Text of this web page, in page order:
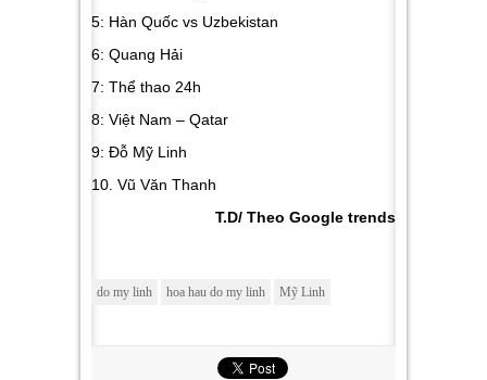
5: Hàn Quốc vs Uzbekistan
6: Quang Hải
7: Thể thao 24h
8: Việt Nam – Qatar
9: Đỗ Mỹ Linh
10. Vũ Văn Thanh
T.D/ Theo Google trends
do my linh hoa hau do my linh Mỹ Linh